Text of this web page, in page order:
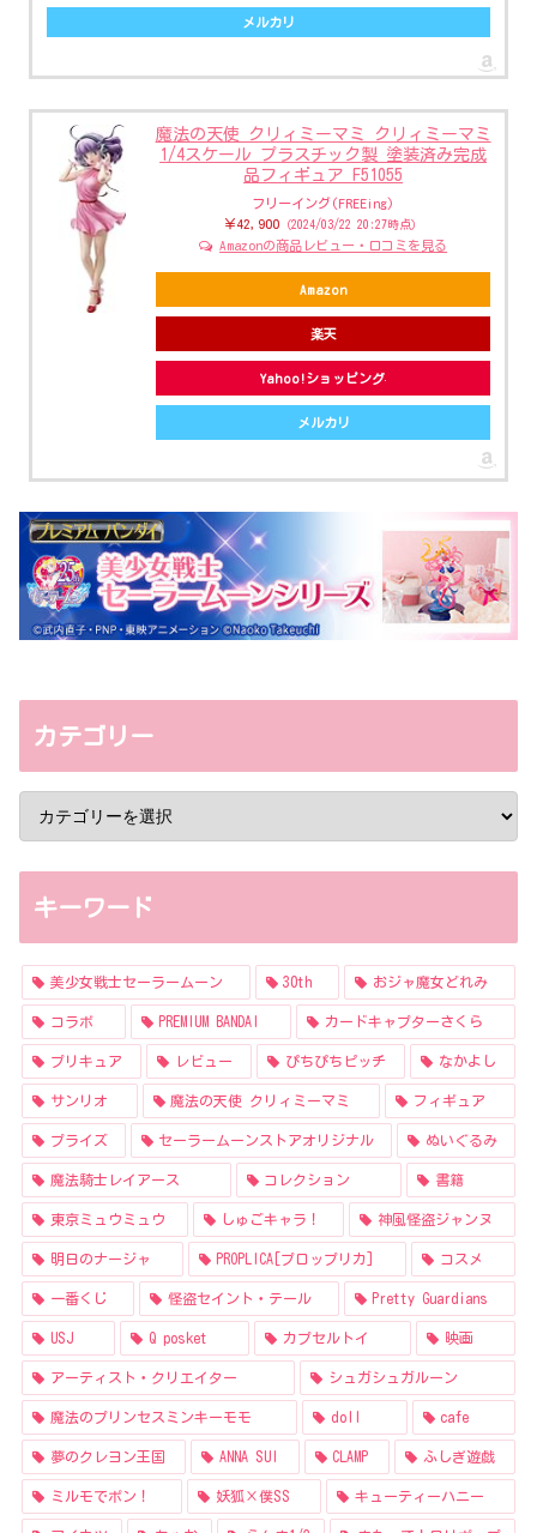
メルカリ
魔法の天使 クリィミーマミ クリィミーマミ
1/4スケール プラスチック製 塗装済み完成
品フィギュア F51055
フリーイング(FREEing)
￥42,900 （2024/03/22 20:27時点）
Amazonの商品レビュー・口コミを見る
Amazon
楽天
Yahoo!ショッピング
メルカリ
カテゴリー
キーワード
美少女戦士セーラームーン 30th おジャ魔女どれみ
コラボ PREMIUM BANDAI カードキャプターさくら
プリキュア レビュー ぴちぴちピッチ なかよし
サンリオ 魔法の天使 クリィミーマミ フィギュア
プライズ セーラームーンストアオリジナル ぬいぐるみ
魔法騎士レイアース コレクション 書籍
東京ミュウミュウ しゅごキャラ！ 神風怪盗ジャンヌ
明日のナージャ PROPLICA[プロップリカ] コスメ
一番くじ 怪盗セイント・テール Pretty Guardians
USJ Q posket カプセルトイ 映画
アーティスト・クリエイター シュガシュガルーン
魔法のプリンセスミンキーモモ doll cafe
夢のクレヨン王国 ANNA SUI CLAMP ふしぎ遊戯
ミルモでポン！ 妖狐×僕SS キューティーハニー